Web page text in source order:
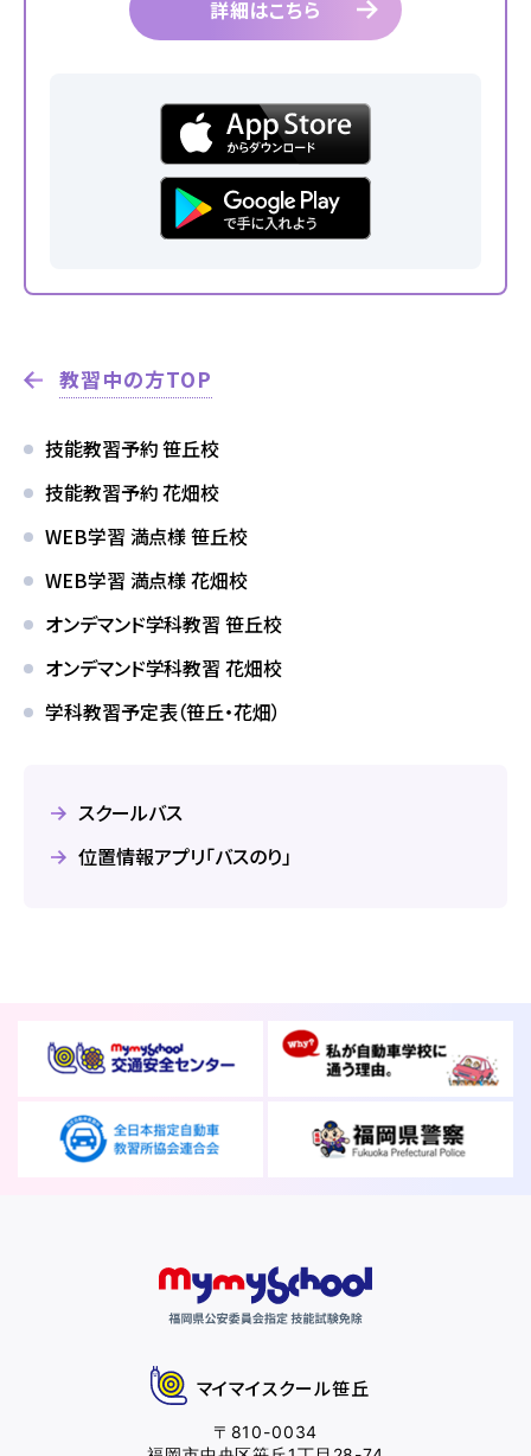
お役立ちコラム
教習中の方TOP
技能教習予約 笹丘校
技能教習予約 花畑校
WEB学習 満点様 笹丘校
WEB学習 満点様 花畑校
オンデマンド学科教習 笹丘校
オンデマンド学科教習 花畑校
学科教習予定表（笹丘・花畑）
スクールバス
位置情報アプリ「バスのり」
詳細はこちら
マイマイスクール笹丘
〒810-0034